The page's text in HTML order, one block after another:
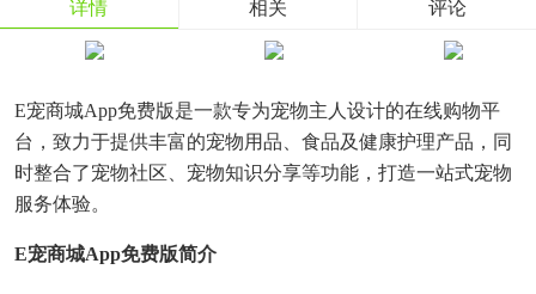
详情 相关 评论
E宠商城app免费版是一款专为宠物主人设计的在线购物平
台，致力于提供丰富的宠物用品、食品及健康护理产品，同
时整合了宠物社区、宠物知识分享等功能，打造一站式宠物
服务体验。
E宠商城app免费版简介